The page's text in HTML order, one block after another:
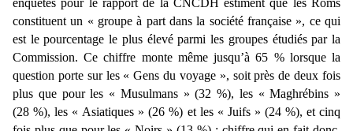
enquêtes pour le rapport de la CNCDH estiment que les Roms
constituent un « groupe à part dans la société française », ce qui
est le pourcentage le plus élevé parmi les groupes étudiés par la
Commission. Ce chiffre monte même jusqu’à 65 % lorsque la
question porte sur les « Gens du voyage », soit près de deux fois
plus que pour les « Musulmans » (32 %), les « Maghrébins »
(28 %), les « Asiatiques » (26 %) et les « Juifs » (24 %), et cinq